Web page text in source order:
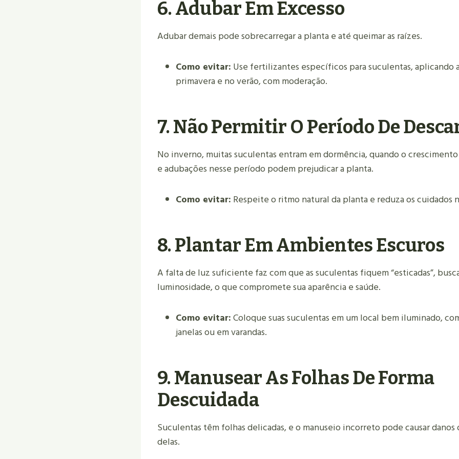
6.Adubar Em Excesso
Adubar demais pode sobrecarregar a planta e até queimar as raízes.
Como evitar: Use fertilizantes específicos para suculentas, aplicando
primavera e no verão, com moderação.
7.Não Permitir O Período De
No inverno, muitas suculentas entram em dormência, quando o crescimento
e adubações nesse período podem prejudicar a planta.
Como evitar: Respeite o ritmo natural da planta e reduza os cuidados
8.Plantar Em Ambientes Escuros
A falta de luz suficiente faz com que as suculentas fiquem “esticadas”,
luminosidade, o que compromete sua aparência e saúde.
Como evitar:Coloque suas suculentas em um local bem iluminado,
janelas ou em varandas.
9.Manusear As Folhas De Forma
Descuidada
Suculentas têm folhas delicadas, e o manuseio incorreto pode causar danos
delas.